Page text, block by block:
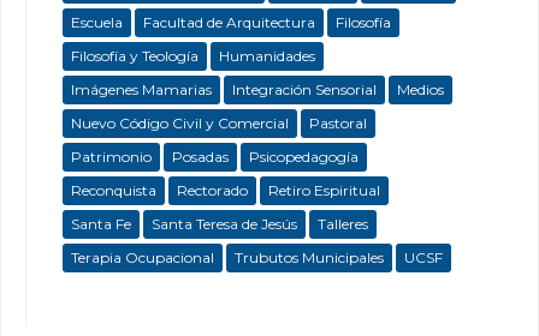
Escuela
Facultad de Arquitectura
Filosofía
Filosofía y Teología
Humanidades
Imágenes Mamarias
Integración Sensorial
Medios
Nuevo Código Civil y Comercial
Pastoral
Patrimonio
Posadas
Psicopedagogía
Reconquista
Rectorado
Retiro Espiritual
Santa Fe
Santa Teresa de Jesús
Talleres
Terapia Ocupacional
Trubutos Municipales UCSF